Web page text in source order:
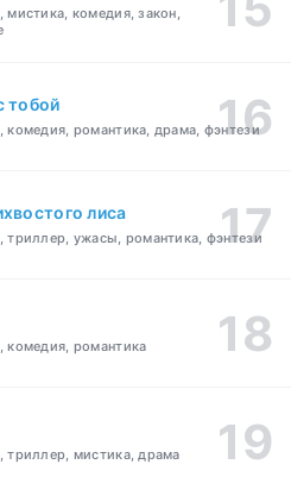
комедия, закон,
тобой
романтика, драма, фэнтези
лиса
ужасы, романтика, фэнтези
романтика
мистика, драма